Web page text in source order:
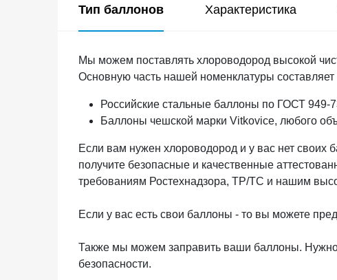
Тип баллонов Характеристика
Мы можем поставлять хлороводород высокой
Основную часть нашей номенклатуры
Российские стальные баллоны по ГОСТ 949-
Баллоны чешской марки Vitkovice, любого
Если вам нужен хлороводород и у вас нет своих
получите безопасные и качественные
требованиям Ростехнадзора, ТР/ТС и нашим
Если у вас есть свои баллоны - то вы можете
Также мы можем заправить ваши баллоны. Нужно
безопасности.